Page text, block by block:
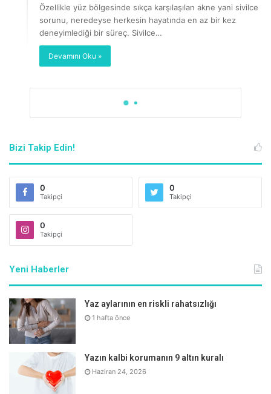
Özellikle yüz bölgesinde sıkça karşılaşılan akne yani sivilce
sorunu, neredeyse herkesin hayatında en az bir kez
deneyimlediği bir süreç. Sivilce…
Devamını Oku »
Bizi Takip Edin!
0
Takipçi
0
Takipçi
0
Takipçi
Yeni Haberler
Yaz aylarının en riskli rahatsızlığı
1 hafta önce
Yazın kalbi korumanın 9 altın kuralı
Haziran 24, 2026